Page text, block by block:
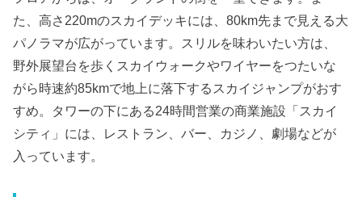
た、高さ220mのスカイデッキには、80km先まで見える大
パノラマが広がっています。スリルを味わいたい方は、
野外展望台を歩くスカイウォークやワイヤーをつたいな
がら時速約85kmで地上に落下するスカイジャンプがおす
すめ。タワーの下にある24時間営業の商業施設「スカイ
シティ」には、レストラン、バー、カジノ、劇場などが
入っています。